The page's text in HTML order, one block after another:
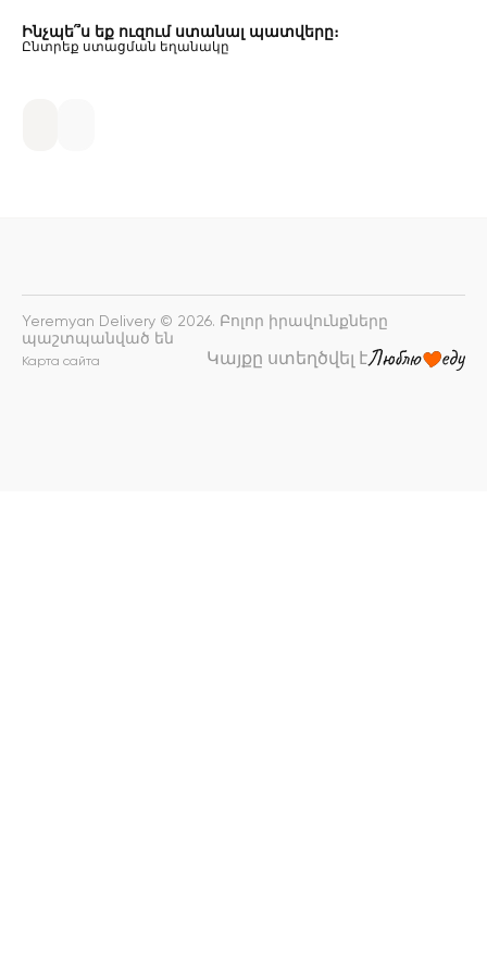
Ինչպե՞ս եք ուզում ստանալ պատվերը։
Ընտրեք ստացման եղանակը
Yeremyan Delivery © 2026. Բոլոր իրավունքները
պաշտպանված են
Карта сайта Կայքը ստեղծվել է